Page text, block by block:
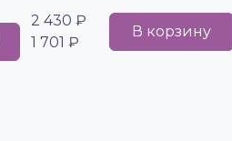
2 430 ₽
1 701 ₽
В корзину